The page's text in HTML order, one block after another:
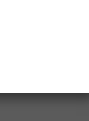
de Antunes und in
gilt.